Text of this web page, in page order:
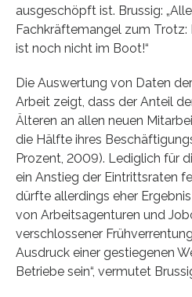
ausgeschöpft ist. Brussig:
Fachkräftemangel zum Trotz:
ist noch nicht im Boot!“
Die Auswertung von Daten
Arbeit zeigt, dass der Anteil
Älteren an allen neuen
die Hälfte ihres
Prozent, 2009). Lediglich für
ein Anstieg der Eintrittsraten
dürfte allerdings eher
von Arbeitsagenturen und
verschlossener
Ausdruck einer gestiegenen
Betriebe sein“, vermutet